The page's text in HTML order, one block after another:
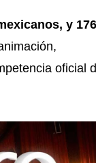
y
oficial